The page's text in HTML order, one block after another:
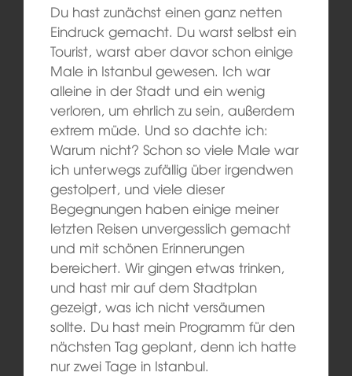
Du hast zunächst einen ganz netten
Eindruck gemacht. Du warst selbst ein
Tourist, warst aber davor schon einige
Male in Istanbul gewesen. Ich war
alleine in der Stadt und ein wenig
verloren, um ehrlich zu sein, außerdem
extrem müde. Und so dachte ich:
Warum nicht? Schon so viele Male war
ich unterwegs zufällig über irgendwen
gestolpert, und viele dieser
Begegnungen haben einige meiner
letzten Reisen unvergesslich gemacht
und mit schönen Erinnerungen
bereichert. Wir gingen etwas trinken,
und hast mir auf dem Stadtplan
gezeigt, was ich nicht versäumen
sollte. Du hast mein Programm für den
nächsten Tag geplant, denn ich hatte
nur zwei Tage in Istanbul.